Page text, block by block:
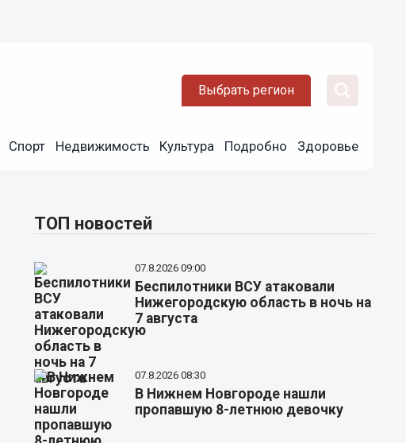
Выбрать регион
Спорт Недвижимость Культура Подробно Здоровье
ТОП новостей
07.8.2026 09:00
Беспилотники ВСУ атаковали
Нижегородскую область в ночь на
7 августа
07.8.2026 08:30
В Нижнем Новгороде нашли
пропавшую 8-летнюю девочку